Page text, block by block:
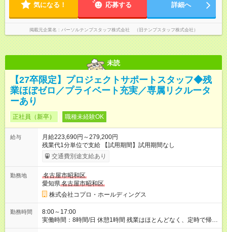
気になる！ 応募する 詳細へ
掲載元企業名 パーソルテンプスタッフ株式会社 （旧テンプスタッフ株式会社）
未読
【27卒限定】プロジェクトサポートスタッフ◆残
業ほぼゼロ／プライベート充実／専属リクルータ
ーあり
正社員（新卒） 職種未経験OK
給与
月給223,690円～279,200円
残業代1分単位で支給 【試用期間】試用期間なし
交通費別途支給あり
勤務地
名古屋市昭和区
愛知県名古屋市昭和区
株式会社コプロ・ホールディングス
勤務時間
8:00～17:00
実働時間：8時間/日 休憩1時間 残業はほとんどなく、定時で帰れ
る日が多い働き方です。 毎日の業務は進捗管理や事務が中心な